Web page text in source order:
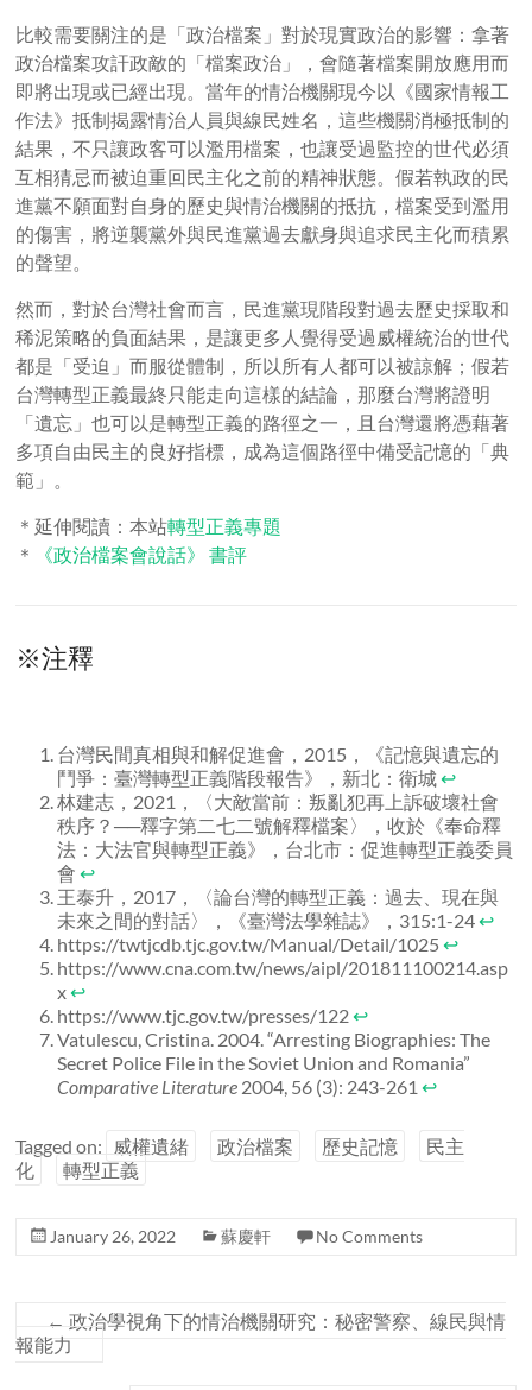
比較需要關注的是「政治檔案」對於現實政治的影響：拿著
政治檔案攻訐政敵的「檔案政治」，會隨著檔案開放應用而
即將出現或已經出現。當年的情治機關現今以《國家情報工
作法》抵制揭露情治人員與線民姓名，這些機關消極抵制的
結果，不只讓政客可以濫用檔案，也讓受過監控的世代必須
互相猜忌而被迫重回民主化之前的精神狀態。假若執政的民
進黨不願面對自身的歷史與情治機關的抵抗，檔案受到濫用
的傷害，將逆襲黨外與民進黨過去獻身與追求民主化而積累
的聲望。
然而，對於台灣社會而言，民進黨現階段對過去歷史採取和
稀泥策略的負面結果，是讓更多人覺得受過威權統治的世代
都是「受迫」而服從體制，所以所有人都可以被諒解；假若
台灣轉型正義最終只能走向這樣的結論，那麼台灣將證明
「遺忘」也可以是轉型正義的路徑之一，且台灣還將憑藉著
多項自由民主的良好指標，成為這個路徑中備受記憶的「典
範」。
＊延伸閱讀：本站轉型正義專題
＊
《政治檔案會說話》 書評
※注釋
台灣民間真相與和解促進會，2015，《記憶與遺忘的
鬥爭：臺灣轉型正義階段報告》，新北：衛城↩
林建志，2021，〈大敵當前：叛亂犯再上訴破壞社會
秩序？──釋字第二七二號解釋檔案〉，收於《奉命釋
法：大法官與轉型正義》，台北市：促進轉型正義委員
會↩
王泰升，2017，〈論台灣的轉型正義：過去、現在與
未來之間的對話〉，《臺灣法學雜誌》，315:1-24↩
https://twtjcdb.tjc.gov.tw/Manual/Detail/1025↩
https://www.cna.com.tw/news/aipl/201811100214.asp
x↩
https://www.tjc.gov.tw/presses/122↩
Vatulescu, Cristina. 2004. “Arresting Biographies: The
Secret Police File in the Soviet Union and Romania”
Comparative Literature 2004, 56 (3): 243-261↩
Tagged on: 威權遺緒 政治檔案 歷史記憶
民主
化
轉型正義
January 26, 2022 蘇慶軒 No Comments
← 政治學視角下的情治機關研究：秘密警察、線民與情
報能力